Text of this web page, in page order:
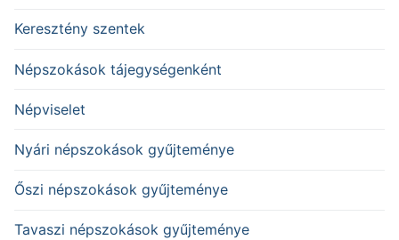
Keresztény szentek
Népszokások tájegységenként
Népviselet
Nyári népszokások gyűjteménye
Őszi népszokások gyűjteménye
Tavaszi népszokások gyűjteménye